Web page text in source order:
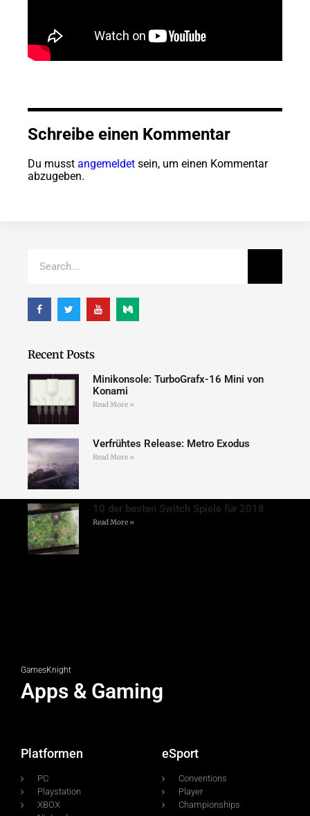
Schreibe einen Kommentar
Du musst angemeldet sein, um einen Kommentar
abzugeben.
Recent Posts
Minikonsole: TurboGrafx-16 Mini von
Konami
Read More »
Verfrühtes Release: Metro Exodus
Read More »
10 der besten Switch Spiele für 2018
Read More »
GamesKnight
Apps & Gaming
Platformen
PC
Playstation
XBOX
eSport
Conventions
Player
Championships